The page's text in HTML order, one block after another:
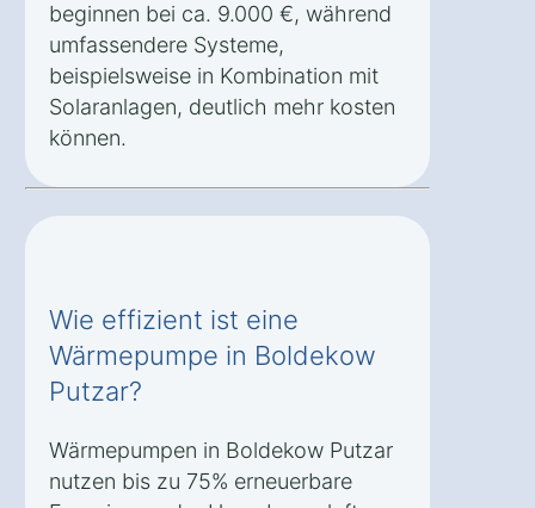
beginnen bei ca. 9.000 €, während
umfassendere Systeme,
beispielsweise in Kombination mit
Solaranlagen, deutlich mehr kosten
können.
Wie effizient ist eine
Wärmepumpe in Boldekow
Putzar?
Wärmepumpen in Boldekow Putzar
nutzen bis zu 75% erneuerbare